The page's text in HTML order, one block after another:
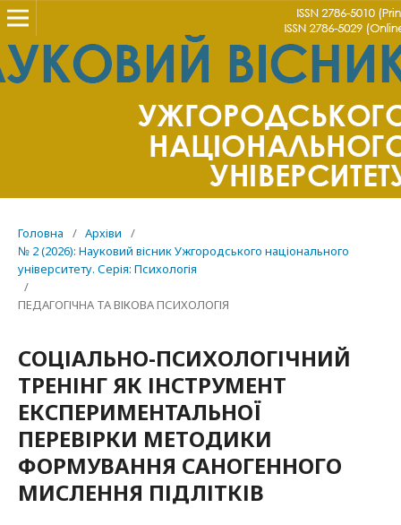
Головна / Архіви
/
№ 2 (2026): Науковий вісник Ужгородського національного
університету. Серія: Психологія
/
ПЕДАГОГІЧНА ТА ВІКОВА ПСИХОЛОГІЯ
СОЦІАЛЬНО-ПСИХОЛОГІЧНИЙ
ТРЕНІНГ ЯК ІНСТРУМЕНТ
ЕКСПЕРИМЕНТАЛЬНОЇ
ПЕРЕВІРКИ МЕТОДИКИ
ФОРМУВАННЯ САНОГЕННОГО
МИСЛЕННЯ ПІДЛІТКІВ